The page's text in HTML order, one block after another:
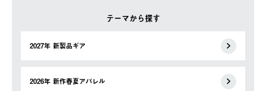
テーマから探す
2027年 新製品ギア
2026年 新作春夏アパレル